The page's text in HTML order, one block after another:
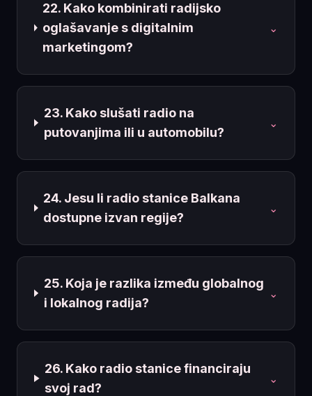
22. Kako kombinirati radijsko
oglašavanje s digitalnim
marketingom?
⌄
23. Kako slušati radio na
putovanjima ili u automobilu?
⌄
24. Jesu li radio stanice Balkana
dostupne izvan regije?
⌄
25. Koja je razlika između globalnog
i lokalnog radija?
⌄
26. Kako radio stanice financiraju
svoj rad?
⌄